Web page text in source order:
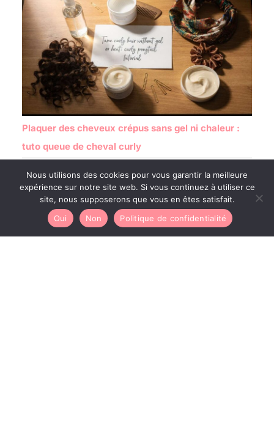
Plaquer des cheveux crépus sans gel ni chaleur :
tuto queue de cheval curly
Nous utilisons des cookies pour vous garantir la meilleure
expérience sur notre site web. Si vous continuez à utiliser ce
site, nous supposerons que vous en êtes satisfait.
Oui
Non Politique de confidentialité